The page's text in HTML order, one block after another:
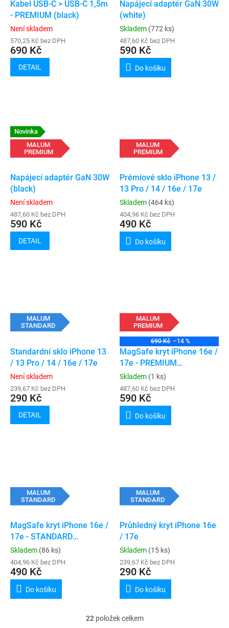
Kabel USB-C > USB-C 1,5m
- PREMIUM (black)
Není skladem
570,25 Kč bez DPH
690 Kč
DETAIL
Napájecí adaptér GaN 30W
(white)
Skladem (772 ks)
487,60 Kč bez DPH
590 Kč
Do košíku
Novinka
MALUM
PREMIUM
Napájecí adaptér GaN 30W
(black)
Není skladem
487,60 Kč bez DPH
590 Kč
DETAIL
MALUM
PREMIUM
Prémiové sklo iPhone 13 /
13 Pro / 14 / 16e / 17e
Skladem (464 ks)
404,96 Kč bez DPH
490 Kč
Do košíku
MALUM
STANDARD
Standardní sklo iPhone 13
/ 13 Pro / 14 / 16e / 17e
Není skladem
239,67 Kč bez DPH
290 Kč
DETAIL
MALUM
PREMIUM
690 Kč –14 %
MagSafe kryt iPhone 16e /
17e - PREMIUM
(transparent)
Skladem (1 ks)
487,60 Kč bez DPH
590 Kč
Do košíku
MALUM
STANDARD
MagSafe kryt iPhone 16e /
17e - STANDARD
(transparent)
Skladem (86 ks)
404,96 Kč bez DPH
490 Kč
Do košíku
MALUM
STANDARD
Průhledný kryt iPhone 16e
/ 17e
Skladem (15 ks)
239,67 Kč bez DPH
290 Kč
Do košíku
O
22položek celkem